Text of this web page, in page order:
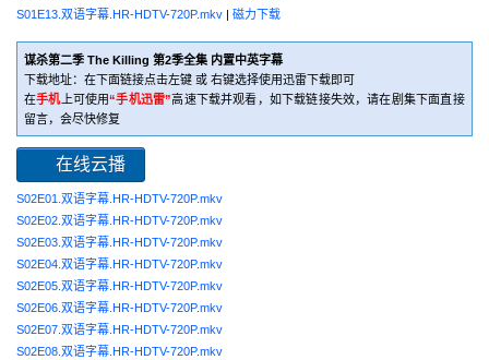
S01E13.双语字幕.HR-HDTV-720P.mkv | 磁力下载
谋杀第二季 The Killing 第2季全集 内置中英字幕
下载地址：在下面链接点击左键 或 右键选择使用迅雷下载即可
在手机上可使用“手机迅雷”高速下载并观看，如下载链接失效，请在剧集下面直接
留言，会尽快修复
在线云播
S02E01.双语字幕.HR-HDTV-720P.mkv
S02E02.双语字幕.HR-HDTV-720P.mkv
S02E03.双语字幕.HR-HDTV-720P.mkv
S02E04.双语字幕.HR-HDTV-720P.mkv
S02E05.双语字幕.HR-HDTV-720P.mkv
S02E06.双语字幕.HR-HDTV-720P.mkv
S02E07.双语字幕.HR-HDTV-720P.mkv
S02E08.双语字幕.HR-HDTV-720P.mkv